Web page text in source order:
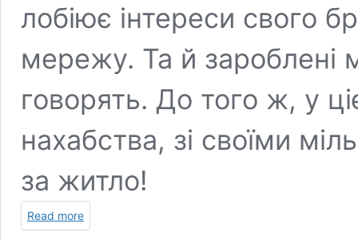
лобіює інтереси свого
мережу. Та й зароблені
говорять. До того ж, у
нахабства, зі своїми
за житло!
Read more